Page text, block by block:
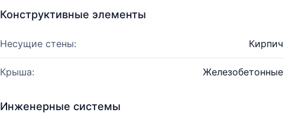
Конструктивные элементы
Несущие стены: Кирпич
Крыша: Железобетонные
Инженерные системы